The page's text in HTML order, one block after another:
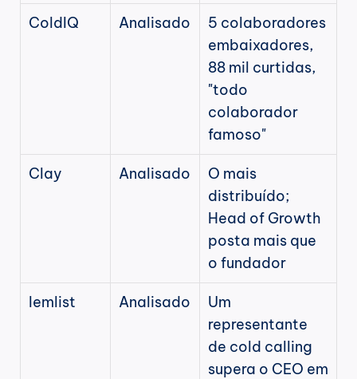
ColdIQ Analisado
5 colaboradores
embaixadores,
88 mil curtidas,
"todo
colaborador
famoso"
Clay Analisado
O mais
distribuído;
Head of Growth
posta mais que
o fundador
lemlist Analisado
Um
representante
de cold calling
supera o CEO em